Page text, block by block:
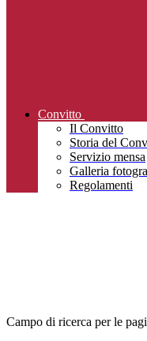
Convitto
Il Convitto
Storia del
Servizio mensa
Galleria
Regolamenti
Campo di ricerca per le